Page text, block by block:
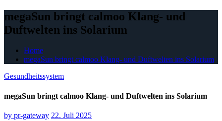
megaSun bringt calmoo Klang- und
Duftwelten ins Solarium
Home
megaSun bringt calmoo Klang- und Duftwelten ins Solarium
Gesundheitssystem
megaSun bringt calmoo Klang- und Duftwelten ins Solarium
by pr-gateway 22. Juli 2025